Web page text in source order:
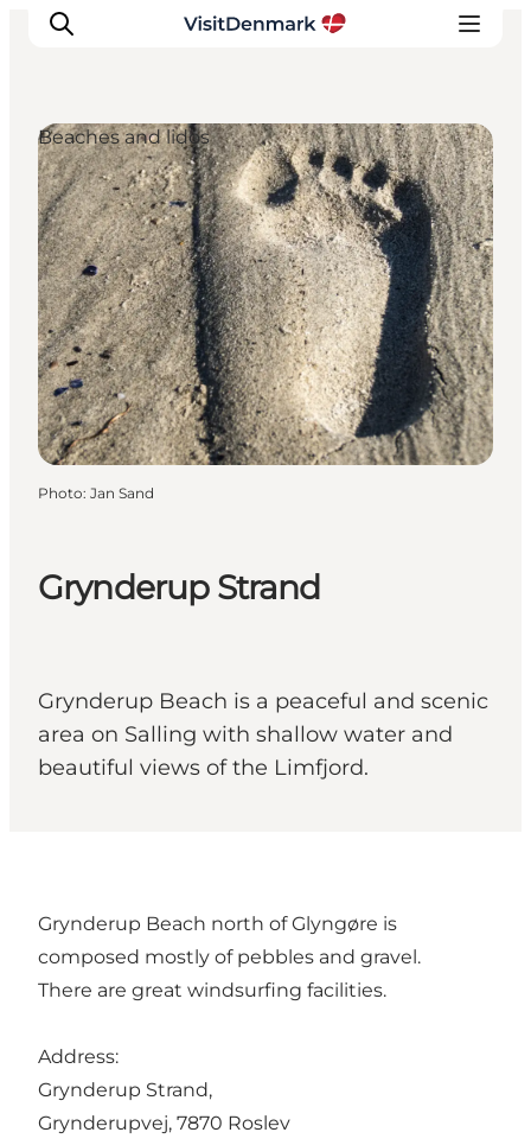
Inspirations
Destinations
Quoi faire
Hébergements
Planifiez votre voyage
Grynderup Strand
Grynderup Beach is a peaceful and scenic
area on Salling with shallow water and
beautiful views of the Limfjord.
Beaches and lidos
Photo: Jan Sand
Grynderup Beach north of Glyngøre is
composed mostly of pebbles and gravel.
There are great windsurfing facilities.
Address:
Grynderup Strand,
Grynderupvej, 7870 Roslev